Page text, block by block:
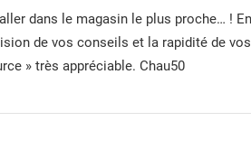
aller dans le magasin le plus proche… !
de vos conseils et la rapidité de
» très appréciable. Chau50